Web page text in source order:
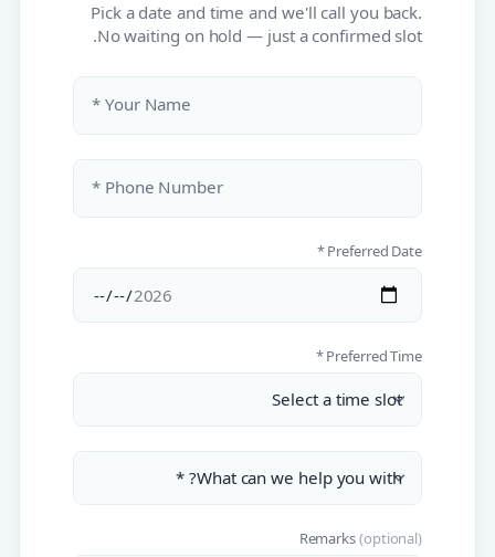
Pick a date and time and we'll call you back.
No waiting on hold — just a confirmed slot.
Your Name *
Phone Number *
Preferred Date *
Preferred Time *
Remarks(optional)